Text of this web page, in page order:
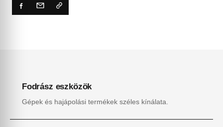
Fodrász eszközök
Gépek és hajápolási termékek széles kínálata.